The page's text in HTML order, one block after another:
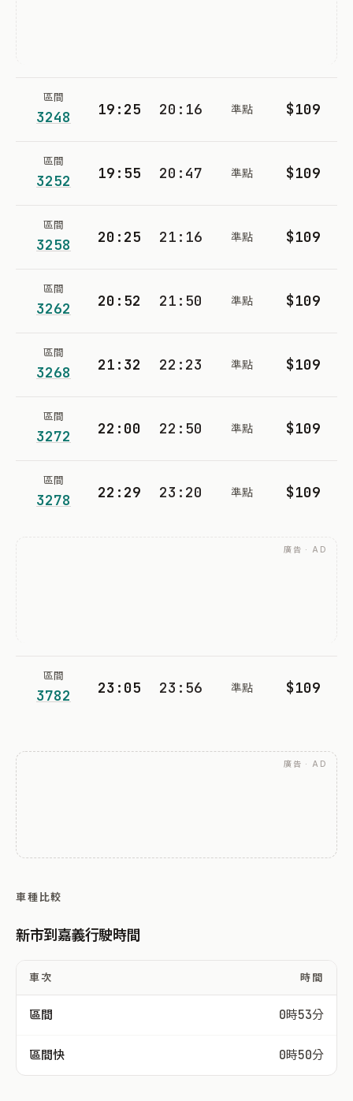
區間
3248 19:25 20:16 準點 $109
區間
3252 19:55 20:47 準點 $109
區間
3258 20:25 21:16 準點 $109
區間
3262 20:52 21:50 準點 $109
區間
3268 21:32 22:23 準點 $109
區間
3272 22:00 22:50 準點 $109
區間
3278 22:29 23:20 準點 $109
廣告 · AD
區間
3782 23:05 23:56 準點 $109
廣告 · AD
車種比較
新市到嘉義行駛時間
車次 時間
區間 0時53分
區間快 0時50分